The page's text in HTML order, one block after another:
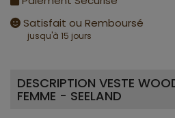
Satisfait ou Remboursé
jusqu'à 15 jours
DESCRIPTION VESTE
FEMME - SEELAND